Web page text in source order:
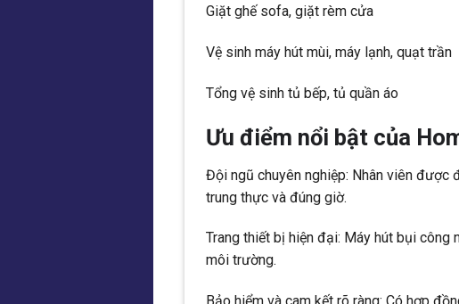
Giặt ghế sofa, giặt rèm cửa
Vệ sinh máy hút mùi, máy lạnh, quạt trần
Tổng vệ sinh tủ bếp, tủ quần áo
Ưu điểm nổi bật của
Đội ngũ chuyên nghiệp: Nhân viên được
trung thực và đúng giờ.
Trang thiết bị hiện đại: Máy hút bụi công
môi trường.